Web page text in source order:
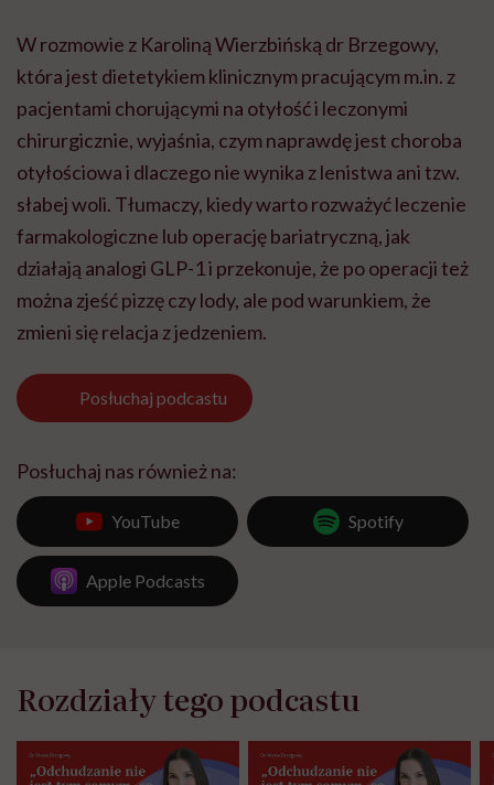
W rozmowie z Karoliną Wierzbińską dr Brzegowy,
która jest dietetykiem klinicznym pracującym m.in. z
pacjentami chorującymi na otyłość i leczonymi
chirurgicznie, wyjaśnia, czym naprawdę jest choroba
otyłościowa i dlaczego nie wynika z lenistwa ani tzw.
słabej woli. Tłumaczy, kiedy warto rozważyć leczenie
farmakologiczne lub operację bariatryczną, jak
działają analogi GLP-1 i przekonuje, że po operacji też
można zjeść pizzę czy lody, ale pod warunkiem, że
zmieni się relacja z jedzeniem.
Posłuchaj podcastu
Posłuchaj nas również na:
YouTube Spotify
Apple Podcasts
Rozdziały tego podcastu